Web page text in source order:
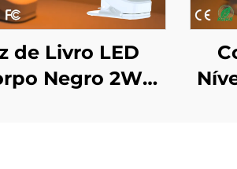
de Livro LED
Negro 2W